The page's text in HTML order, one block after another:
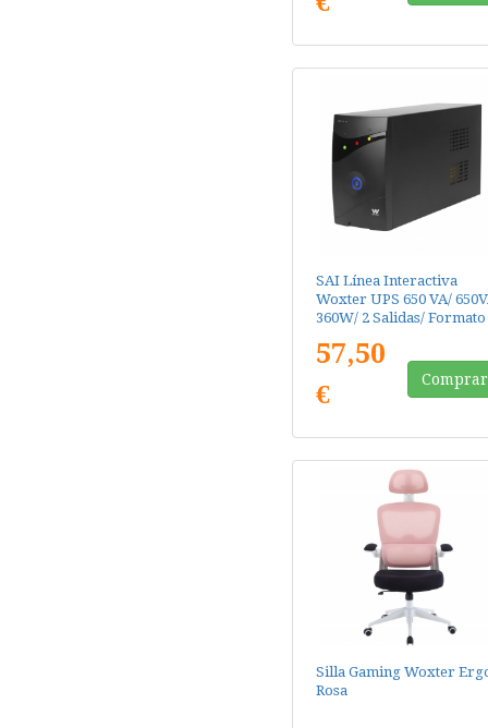
SAI Línea Interactiva
Woxter UPS 650 VA/
360W/ 2 Salidas/ Formato
57,50
€
Comprar
Silla Gaming Woxter
Rosa